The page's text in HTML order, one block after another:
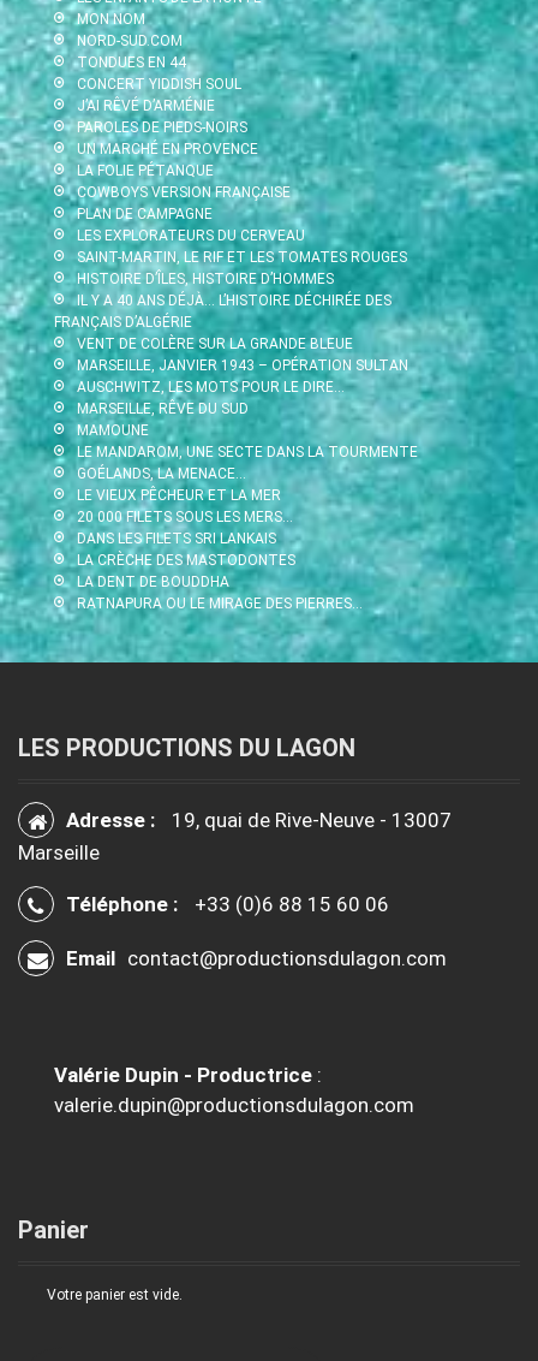
MON NOM
NORD-SUD.COM
TONDUES EN 44
CONCERT YIDDISH SOUL
J’AI RÊVÉ D’ARMÉNIE
PAROLES DE PIEDS-NOIRS
UN MARCHÉ EN PROVENCE
LA FOLIE PÉTANQUE
COWBOYS VERSION FRANÇAISE
PLAN DE CAMPAGNE
LES EXPLORATEURS DU CERVEAU
SAINT-MARTIN, LE RIF ET LES TOMATES ROUGES
HISTOIRE D’ÎLES, HISTOIRE D’HOMMES
IL Y A 40 ANS DÉJÀ… L’HISTOIRE DÉCHIRÉE DES
FRANÇAIS D’ALGÉRIE
VENT DE COLÈRE SUR LA GRANDE BLEUE
MARSEILLE, JANVIER 1943 – OPÉRATION SULTAN
AUSCHWITZ, LES MOTS POUR LE DIRE…
MARSEILLE, RÊVE DU SUD
MAMOUNE
LE MANDAROM, UNE SECTE DANS LA TOURMENTE
GOÉLANDS, LA MENACE…
LE VIEUX PÊCHEUR ET LA MER
20 000 FILETS SOUS LES MERS…
DANS LES FILETS SRI LANKAIS
LA CRÈCHE DES MASTODONTES
LA DENT DE BOUDDHA
RATNAPURA OU LE MIRAGE DES PIERRES…
LES PRODUCTIONS DU LAGON
Adresse :
19, quai de Rive-Neuve - 13007
Marseille
Téléphone : +33 (0)6 88 15 60 06
Email contact@productionsdulagon.com
Valérie Dupin - Productrice :
valerie.dupin@productionsdulagon.com
Panier
Votre panier est vide.